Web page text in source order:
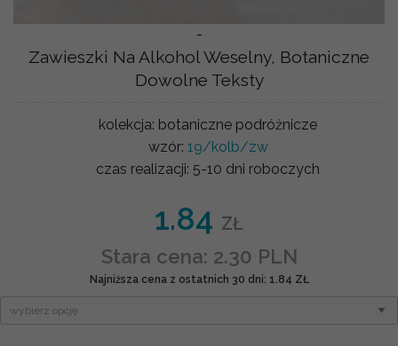
-
Zawieszki Na Alkohol Weselny, Botaniczne
Dowolne Teksty
kolekcja: botaniczne podróżnicze
wzór: 19/kolb/zw
czas realizacji: 5-10 dni roboczych
1.84 ZŁ
Stara cena: 2.30 PLN
Najniższa cena z ostatnich 30 dni: 1.84 ZŁ